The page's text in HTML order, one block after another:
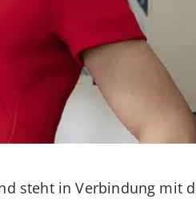
steht in Verbindung mit